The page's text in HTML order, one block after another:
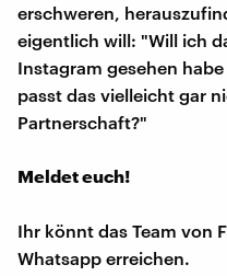
erschweren,
eigentlich will: "Will ich
Instagram gesehen
passt das vielleicht gar
Partnerschaft?"
Meldet euch!
Ihr könnt das Team von
Whatsapp erreichen.